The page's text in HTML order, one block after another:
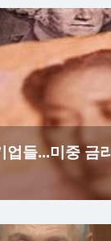
업들...미중 금